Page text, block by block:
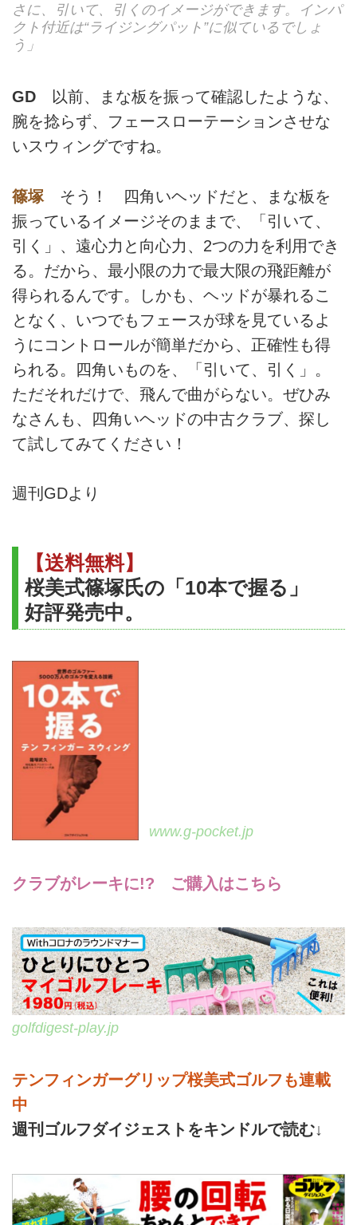
さに、引いて、引くのイメージができます。インパ
クト付近は“ライジングパット”に似ているでしょ
う」
GD 以前、まな板を振って確認したような、
腕を捻らず、フェースローテーションさせな
いスウィングですね。
篠塚そう！ 四角いヘッドだと、まな板を
振っているイメージそのままで、「引いて、
引く」、遠心力と向心力、2つの力を利用でき
る。だから、最小限の力で最大限の飛距離が
得られるんです。しかも、ヘッドが暴れるこ
となく、いつでもフェースが球を見ているよ
うにコントロールが簡単だから、正確性も得
られる。四角いものを、「引いて、引く」。
ただそれだけで、飛んで曲がらない。ぜひみ
なさんも、四角いヘッドの中古クラブ、探し
て試してみてください！
週刊GDより
【送料無料】
桜美式篠塚氏の「10本で握る」
好評発売中。
www.g-pocket.jp
クラブがレーキに!? ご購入はこちら
golfdigest-play.jp
テンフィンガーグリップ桜美式ゴルフも連載
中
週刊ゴルフダイジェストをキンドルで読む↓